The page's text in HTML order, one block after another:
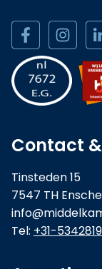
Contact
Tinsteden 15
7547 TH
Tel: +31-